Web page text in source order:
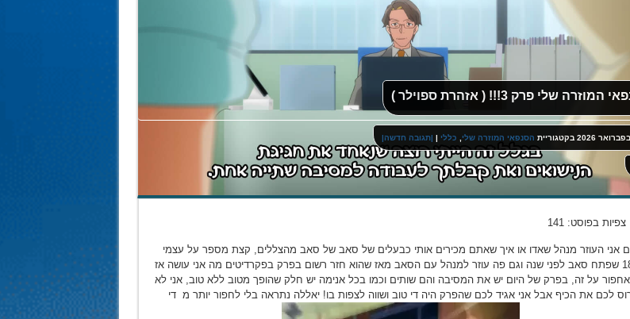
המוזרה שלי פרק 3!!! ( אזהרת ספוילר )
בקטגוריית הסנפאי המוזרה שלי כללי | |תגובה חדשה|
צפיות בפוסט: 141
אני העוזר מנהל שאדו או איך שאתם מכירים אותי כבעלים של סאב של סאב מהצללים, קצת מספר על עצמי
בן 18 שפתח סאב לפני שנה וגם פה עוזר למנהל עם הסאב מאז שהוא חזר רשום בפרק בפקרדיטים מה אני עושה אז
על זה, בפרק של היום יש את המסיבה והם שותים וכמו בכל אנימה יש חלק שהופך מטוב ללא טוב, אני לא
לכם את הכיף אבל אני אגיד לכם שהפרק היה די טוב ושווה לצפות בו! יאללה נתראה בלי לחפור יותר מ די